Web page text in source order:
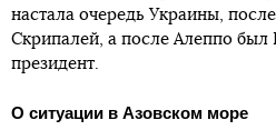
настала очередь Украины,
Скрипалей, а после Алеппо был
президент.
О ситуации в Азовском море